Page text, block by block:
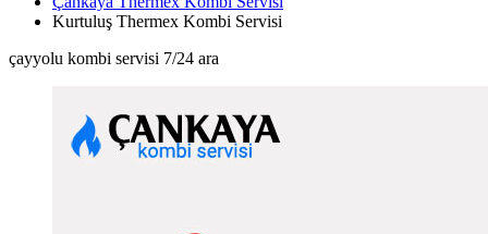
Kurtuluş Thermex Kombi Servisi
çayyolu kombi servisi 7/24 ara